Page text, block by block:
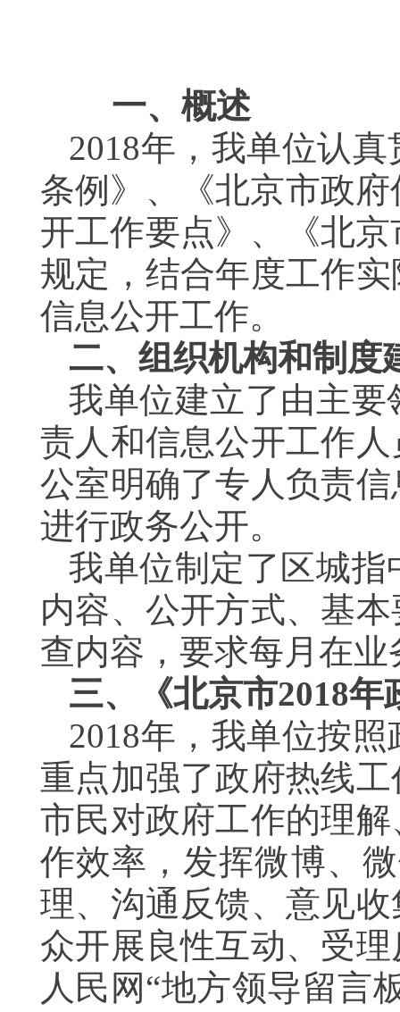
一、概述
2018年，我单位认
条例》、《北京市政
开工作要点》、《北
规定，结合年度工作
信息公开工作。
二、组织机构和制度
我单位建立了由主
责人和信息公开工作
公室明确了专人负责
进行政务公开。
我单位制定了区城
内容、公开方式、基
查内容，要求每月
三、《北京市2018
2018年，我单位按
重点加强了政府热线
市民对政府工作的理
作效率，发挥微博、
理、沟通反馈、意见
众开展良性互动、受
人民网“地方领导留言